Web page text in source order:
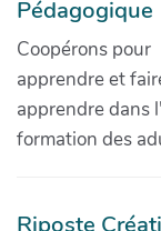
Pédagogique
Coopérons pour
apprendre et
apprendre dans
formation des
Riposte